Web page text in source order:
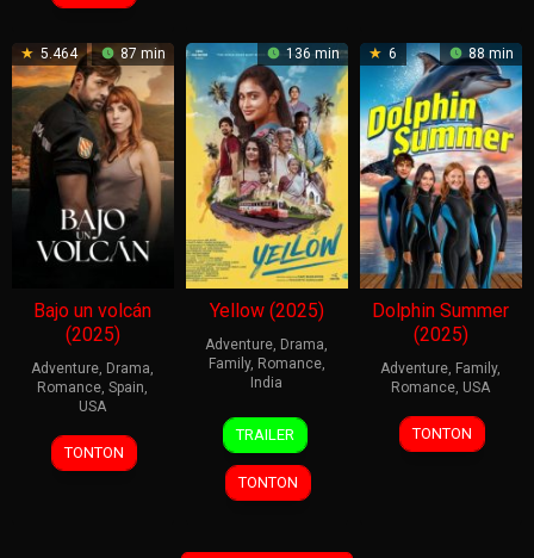
5.464 87 min
Bajo un volcán
(2025)
Adventure, Drama,
Romance,Spain,
USA
20
Jun
Hugo
Martín
TONTON
136 min
Yellow (2025)
Adventure, Drama,
Family, Romance,
India
21
Nov
2025
Hari
Mahadevan
TRAILER
TONTON
6 88 min
Dolphin Summer
(2025)
Adventure, Family,
Romance, USA
8
Jan
Robin
Conly
TONTON